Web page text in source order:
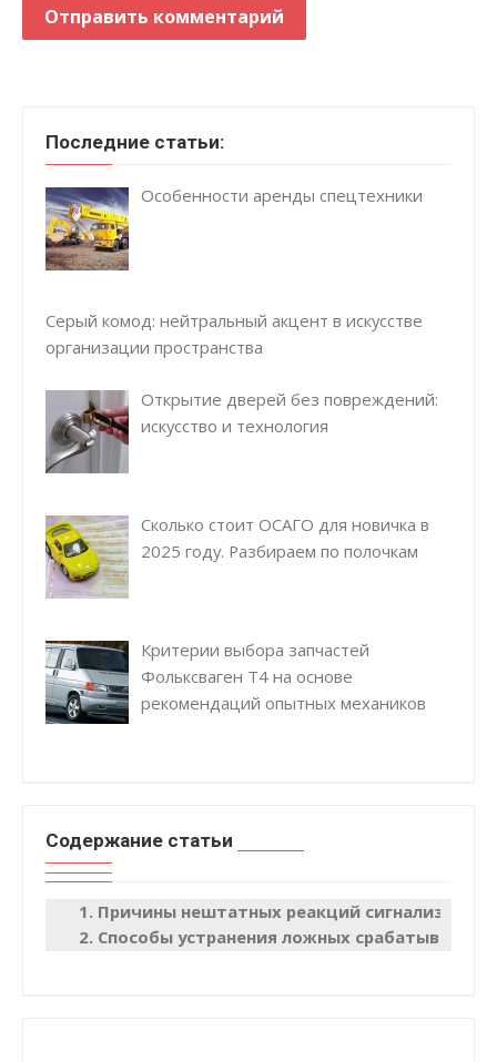
Последние статьи:
Особенности аренды спецтехники
Серый комод: нейтральный акцент в искусстве
организации пространства
Открытие дверей без повреждений:
искусство и технология
Сколько стоит ОСАГО для новичка в
2025 году. Разбираем по полочкам
Критерии выбора запчастей
Фольксваген Т4 на основе
рекомендаций опытных механиков
Содержание статьи
Причины нештатных реакций сигнализации
Способы устранения ложных срабатываний